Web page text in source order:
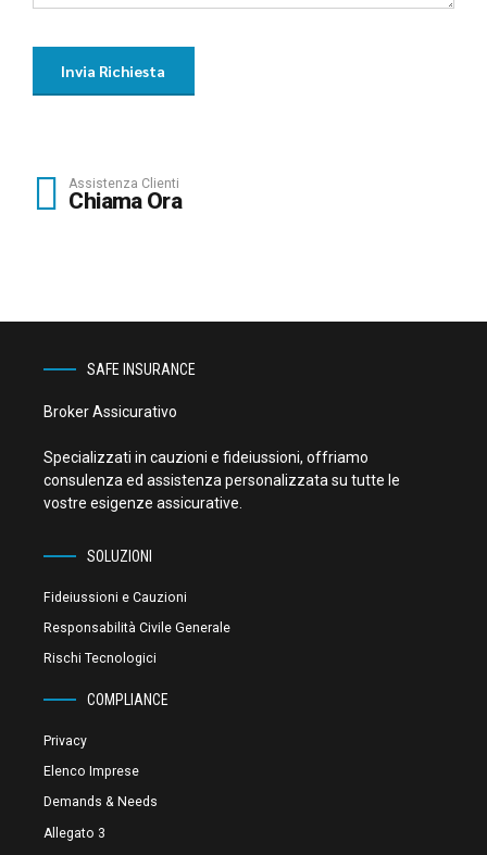
Assistenza Clienti
Chiama Ora
SAFE INSURANCE
Broker Assicurativo
Specializzati in cauzioni e fideiussioni, offriamo
consulenza ed assistenza personalizzata su tutte le
vostre esigenze assicurative.
SOLUZIONI
Fideiussioni e Cauzioni
Responsabilità Civile Generale
Rischi Tecnologici
COMPLIANCE
Privacy
Elenco Imprese
Demands & Needs
Allegato 3